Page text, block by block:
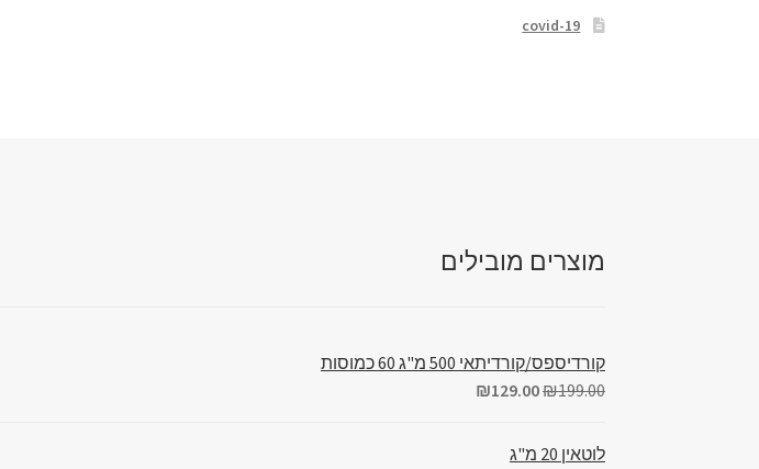
covid-19
מוצרים מובילים
קורדיספס/קורדיתאי 500 מ"ג 60 כמוסות
₪199.00
₪129.00
לוטאין 20 מ"ג